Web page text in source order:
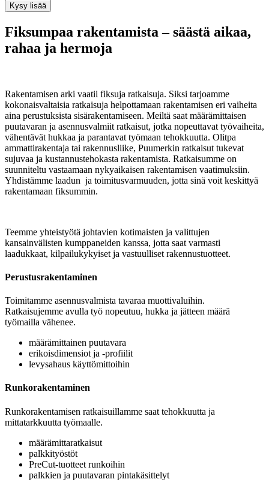
Kysy lisää
Fiksumpaa rakentamista – säästä aikaa,
rahaa ja hermoja
Rakentamisen arki vaatii fiksuja ratkaisuja. Siksi tarjoamme
kokonaisvaltaisia ratkaisuja helpottamaan rakentamisen eri vaiheita
aina perustuksista sisärakentamiseen. Meiltä saat määrämittaisen
puutavaran ja asennusvalmiit ratkaisut, jotka nopeuttavat työvaiheita,
vähentävät hukkaa ja parantavat työmaan tehokkuutta. Olitpa
ammattirakentaja tai rakennusliike, Puumerkin ratkaisut tukevat
sujuvaa ja kustannustehokasta rakentamista. Ratkaisumme on
suunniteltu vastaamaan nykyaikaisen rakentamisen vaatimuksiin.
Yhdistämme laadun ja toimitusvarmuuden, jotta sinä voit keskittyä
rakentamaan fiksummin.
Teemme yhteistyötä johtavien kotimaisten ja valittujen
kansainvälisten kumppaneiden kanssa, jotta saat varmasti
laadukkaat, kilpailukykyiset ja vastuulliset rakennustuotteet.
Perustusrakentaminen
Toimitamme asennusvalmista tavaraa muottivaluihin.
Ratkaisujemme avulla työ nopeutuu, hukka ja jätteen määrä
työmailla vähenee.
määrämittainen puutavara
erikoisdimensiot ja -profiilit
levysahaus käyttömittoihin
Runkorakentaminen
Runkorakentamisen ratkaisuillamme saat tehokkuutta ja
mittatarkkuutta työmaalle.
määrämittaratkaisut
palkkityöstöt
PreCut-tuotteet runkoihin
palkkien ja puutavaran pintakäsittelyt